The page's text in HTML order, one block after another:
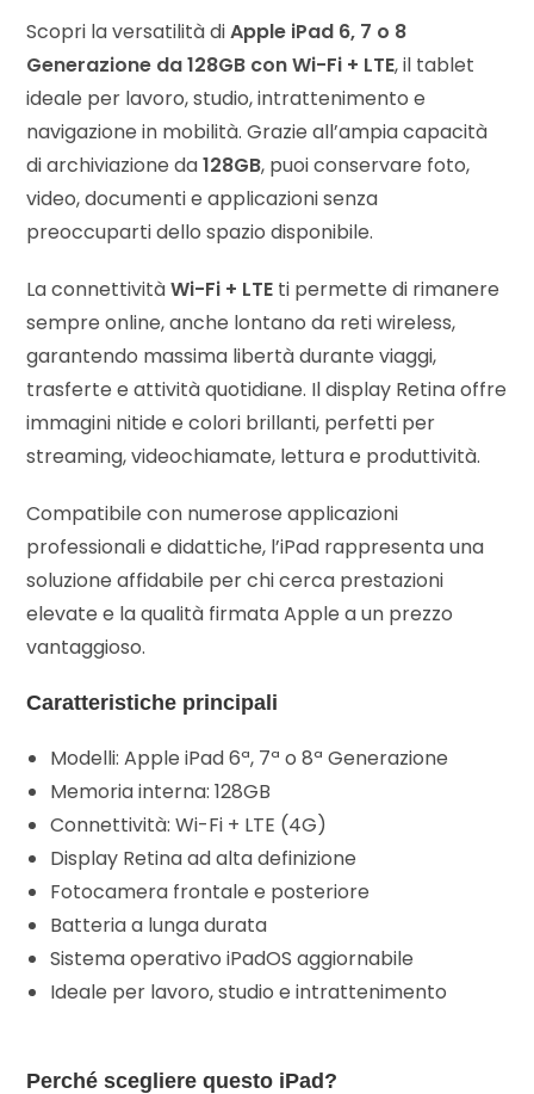
Scopri la versatilità diApple iPad 6, 7 o 8
Generazione da 128GB con Wi-Fi + LTE, il tablet
ideale per lavoro, studio, intrattenimento e
navigazione in mobilità. Grazie all’ampia capacità
di archiviazione da128GB, puoi conservare foto,
video, documenti e applicazioni senza
preoccuparti dello spazio disponibile.
La connettivitàWi-Fi + LTE ti permette di rimanere
sempre online, anche lontano da reti wireless,
garantendo massima libertà durante viaggi,
trasferte e attività quotidiane. Il display Retina offre
immagini nitide e colori brillanti, perfetti per
streaming, videochiamate, lettura e produttività.
Compatibile con numerose applicazioni
professionali e didattiche, l’iPad rappresenta una
soluzione affidabile per chi cerca prestazioni
elevate e la qualità firmata Apple a un prezzo
vantaggioso.
Caratteristiche principali
Modelli: Apple iPad 6ª, 7ª o 8ª Generazione
Memoria interna: 128GB
Connettività: Wi-Fi + LTE (4G)
Display Retina ad alta definizione
Fotocamera frontale e posteriore
Batteria a lunga durata
Sistema operativo iPadOS aggiornabile
Ideale per lavoro, studio e intrattenimento
Perché scegliere questo iPad?